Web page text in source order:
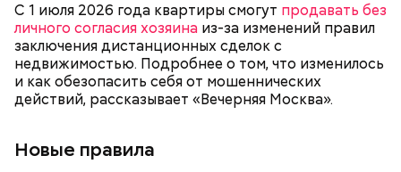
С 1 июля 2026 года квартиры смогут продавать без
личного согласия хозяина из-за изменений правил
заключения дистанционных сделок с
недвижимостью. Подробнее о том, что изменилось
и как обезопасить себя от мошеннических
действий, рассказывает «Вечерняя Москва».
Новые правила